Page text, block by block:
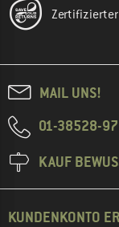
MAIL UNS!
01-38528-97
KAUF
KUNDENKONTO